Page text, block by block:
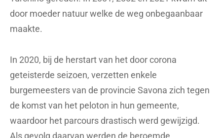
door moeder natuur welke de weg onbegaanbaar
maakte.
In 2020, bij de herstart van het door corona
geteisterde seizoen, verzetten enkele
burgemeesters van de provincie Savona zich tegen
de komst van het peloton in hun gemeente,
waardoor het parcours drastisch werd gewijzigd.
Als gevolg daarvan werden de beroemde